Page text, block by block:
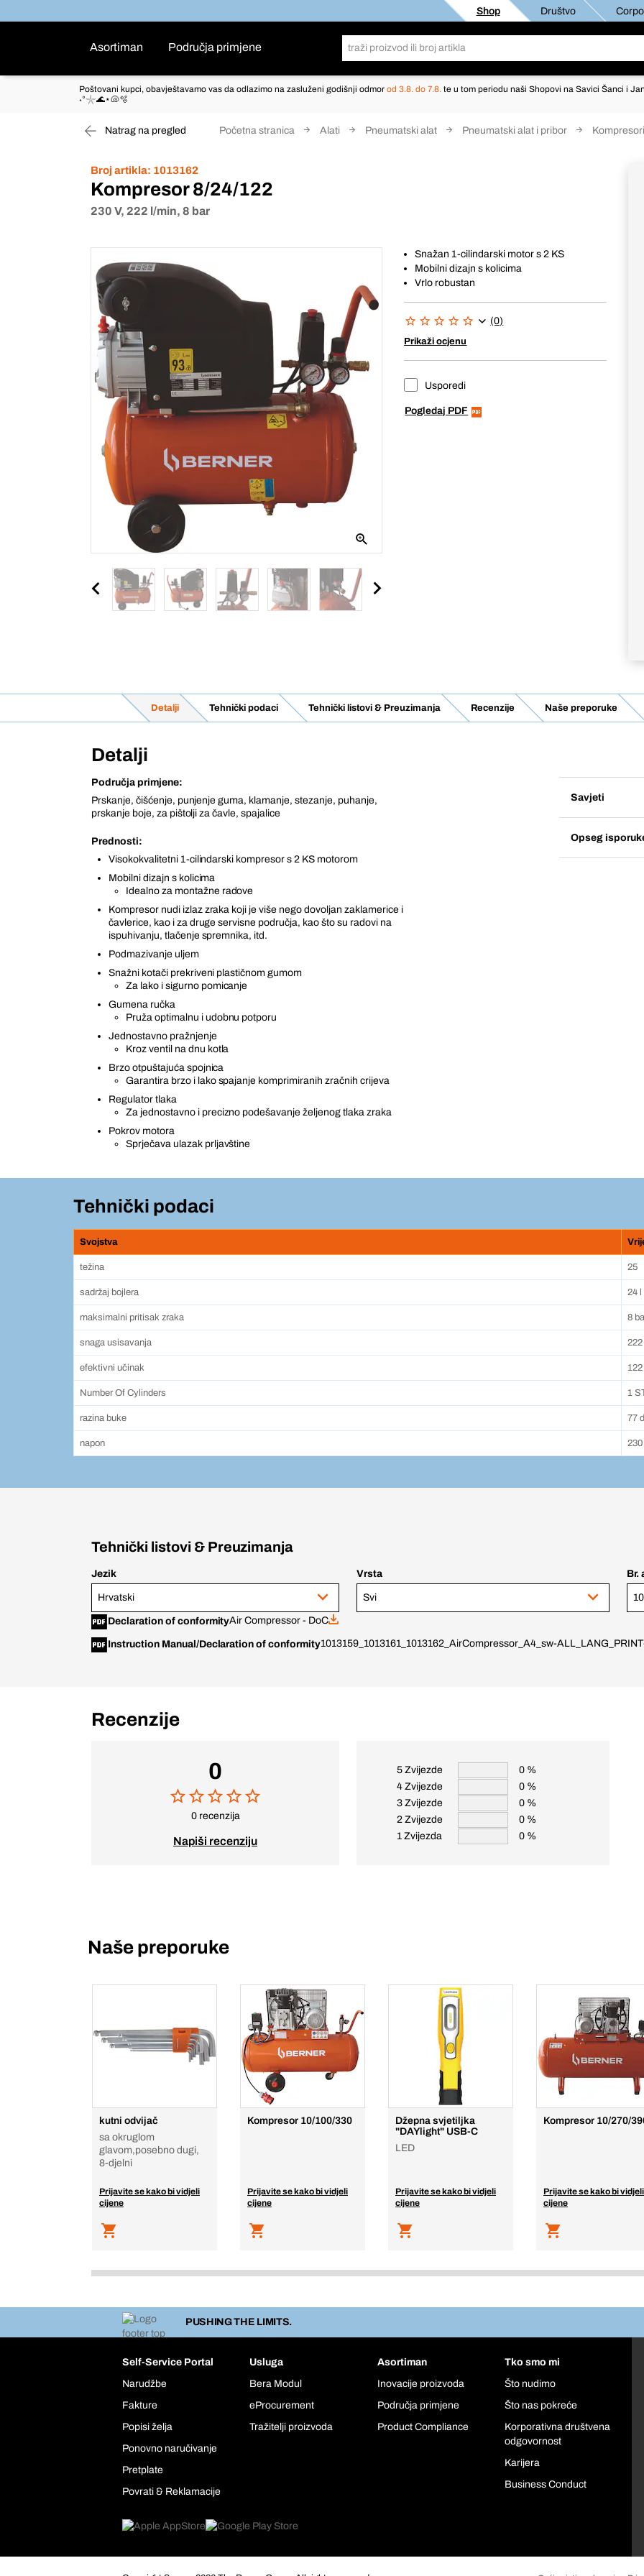
Shop Društvo
Asortiman Područja primjene
Poštovani kupci, obavještavamo vas da odlazimo na zasluženi godišnji odmor od 3.8. do 7.8. te u tom periodu naši Shopovi na Savici Šanci i
˖°𓇼🌊⋆🐚🫧
Natrag na pregled Početna stranica Alati Pneumatski alat Pneumatski alat i pribor Kompresori
Broj artikla: 1013162
Kompresor 8/24/122
230 V, 222 l/min, 8 bar
Snažan 1-cilindarski motor s 2 KS
Mobilni dizajn s kolicima
Vrlo robustan
(0)
Prikaži ocjenu
Usporedi
Pogledaj PDF
Detalji Tehnički podaci Tehnički listovi & Preuzimanja Recenzije Naše preporuke
Detalji
Područja primjene:
Prskanje, čišćenje, punjenje guma, klamanje, stezanje, puhanje,
prskanje boje, za pištolji za čavle, spajalice
Prednosti:
Visokokvalitetni 1-cilindarski kompresor s 2 KS motorom
Mobilni dizajn s kolicima
Idealno za montažne radove
Kompresor nudi izlaz zraka koji je više nego dovoljan zaklamerice i
čavlerice, kao i za druge servisne područja, kao što su radovi na
ispuhivanju, tlačenje spremnika, itd.
Podmazivanje uljem
Snažni kotači prekriveni plastičnom gumom
Za lako i sigurno pomicanje
Gumena ručka
Pruža optimalnu i udobnu potporu
Jednostavno pražnjenje
Kroz ventil na dnu kotla
Brzo otpuštajuća spojnica
Garantira brzo i lako spajanje komprimiranih zračnih crijeva
Regulator tlaka
Za jednostavno i precizno podešavanje željenog tlaka zraka
Pokrov motora
Sprječava ulazak prljavštine
Savjeti
Opseg
Tehnički podaci
Svojstva
težina 25
sadržaj bojlera 24 l
maksimalni pritisak zraka 8
snaga usisavanja
efektivni učinak
Number Of Cylinders 1
razina buke 77
napon 230
Tehnički listovi & Preuzimanja
Jezik
Hrvatski
Vrsta
Svi
Br.
Declaration of conformityAir Compressor - DoC
Instruction Manual/Declaration of conformity1013159_1013161_1013162_AirCompressor_A4_sw-
Recenzije
0
0 recenzija
Napiši recenziju
5 Zvijezde
0 %
4 Zvijezde
0 %
3 Zvijezde
0 %
2 Zvijezde
0 %
1 Zvijezda
0 %
Naše preporuke
kutni odvijač
sa okruglom
glavom,posebno dugi,
8-djelni
Prijavite se kako bi vidjeli
cijene
Kompresor 10/100/330
Prijavite se kako bi vidjeli
cijene
Džepna svjetiljka
"DAYlight" USB-C
LED
Prijavite se kako bi vidjeli
cijene
Kompresor 10/270/
Prijavite se kako bi vidjeli
cijene
PUSHING THE LIMITS.
Self-Service Portal
Narudžbe
Fakture
Popisi želja
Ponovno naručivanje
Pretplate
Povrati & Reklamacije
Usluga
Bera Modul
eProcurement
Tražitelji proizvoda
Asortiman
Inovacije proizvoda
Područja primjene
Product Compliance
Tko smo mi
Što nudimo
Što nas pokreće
Korporativna društvena
odgovornost
Karijera
Business Conduct